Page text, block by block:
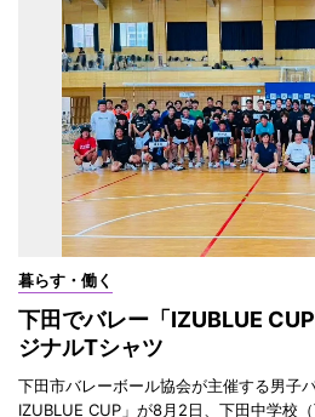
暮らす・働く
下田でバレー「IZUBLUE
ジナルTシャツ
下田市バレーボール協会が主催する男子
IZUBLUE CUP」が8月2日、下田中学校